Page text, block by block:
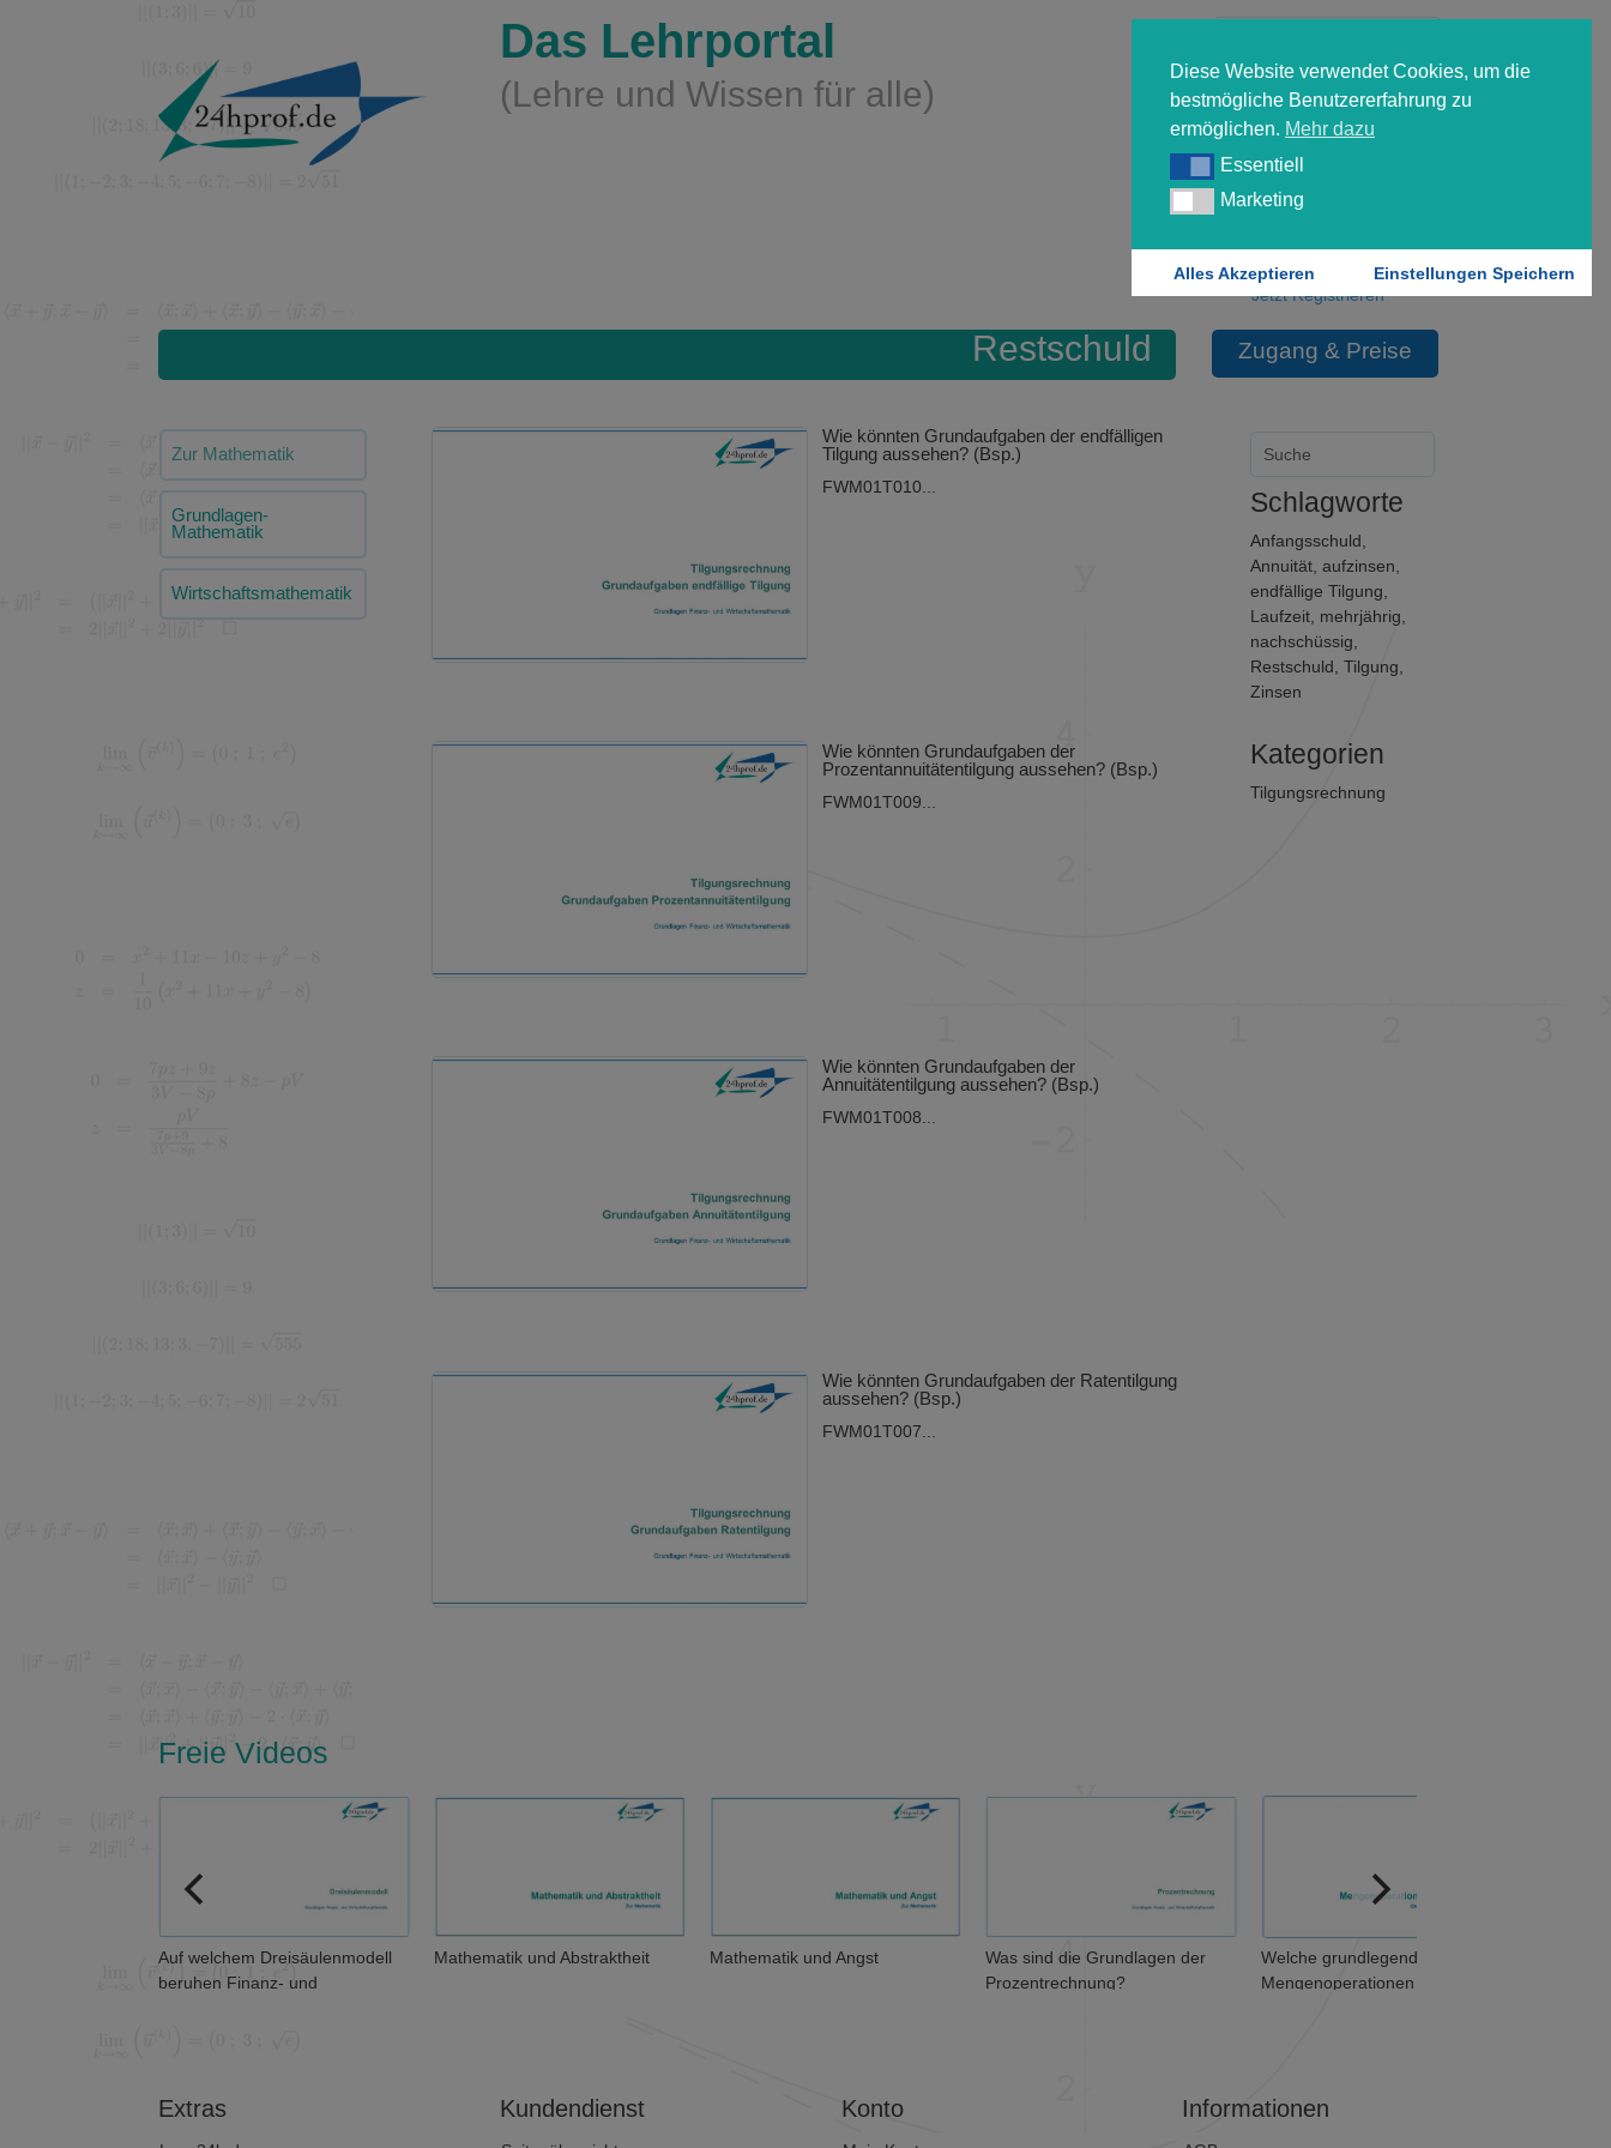
Diese Website verwendet Cookies, um die
bestmögliche Benutzererfahrung zu
ermöglichen. Mehr dazu
EssentiellEssentiell
MarketingMarketing
Alles Akzeptieren Einstellungen Speichern
Das Lehrportal
(Lehre und Wissen für alle)
Forgot your password?
Jetzt Registrieren
Restschuld Zugang & Preise
Zur Mathematik
Grundlagen-
Mathematik
Wirtschaftsmathematik
Wie könnten Grundaufgaben der endfälligen
Tilgung aussehen? (Bsp.)
FWM01T010...
Wie könnten Grundaufgaben der
Prozentannuitätentilgung aussehen? (Bsp.)
FWM01T009...
Wie könnten Grundaufgaben der
Annuitätentilgung aussehen? (Bsp.)
FWM01T008...
Wie könnten Grundaufgaben der Ratentilgung
aussehen? (Bsp.)
FWM01T007...
Schlagworte
Anfangsschuld,
Annuität,aufzinsen,
endfällige Tilgung,
Laufzeit, mehrjährig,
nachschüssig,
Restschuld,Tilgung,
Zinsen
Kategorien
Tilgungsrechnung
Freie Videos
Auf welchem Dreisäulenmodell
beruhen Finanz- und
Mathematik und Abstraktheit Mathematik und Angst
Was sind die Grundlagen der
Prozentrechnung?
Welche grundlegenden
Mengenoperationen
Extras Kundendienst Konto Informationen